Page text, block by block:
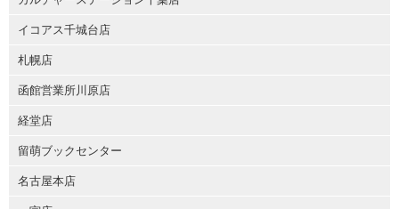
イコアス千城台店
札幌店
函館営業所川原店
経堂店
留萌ブックセンター
名古屋本店